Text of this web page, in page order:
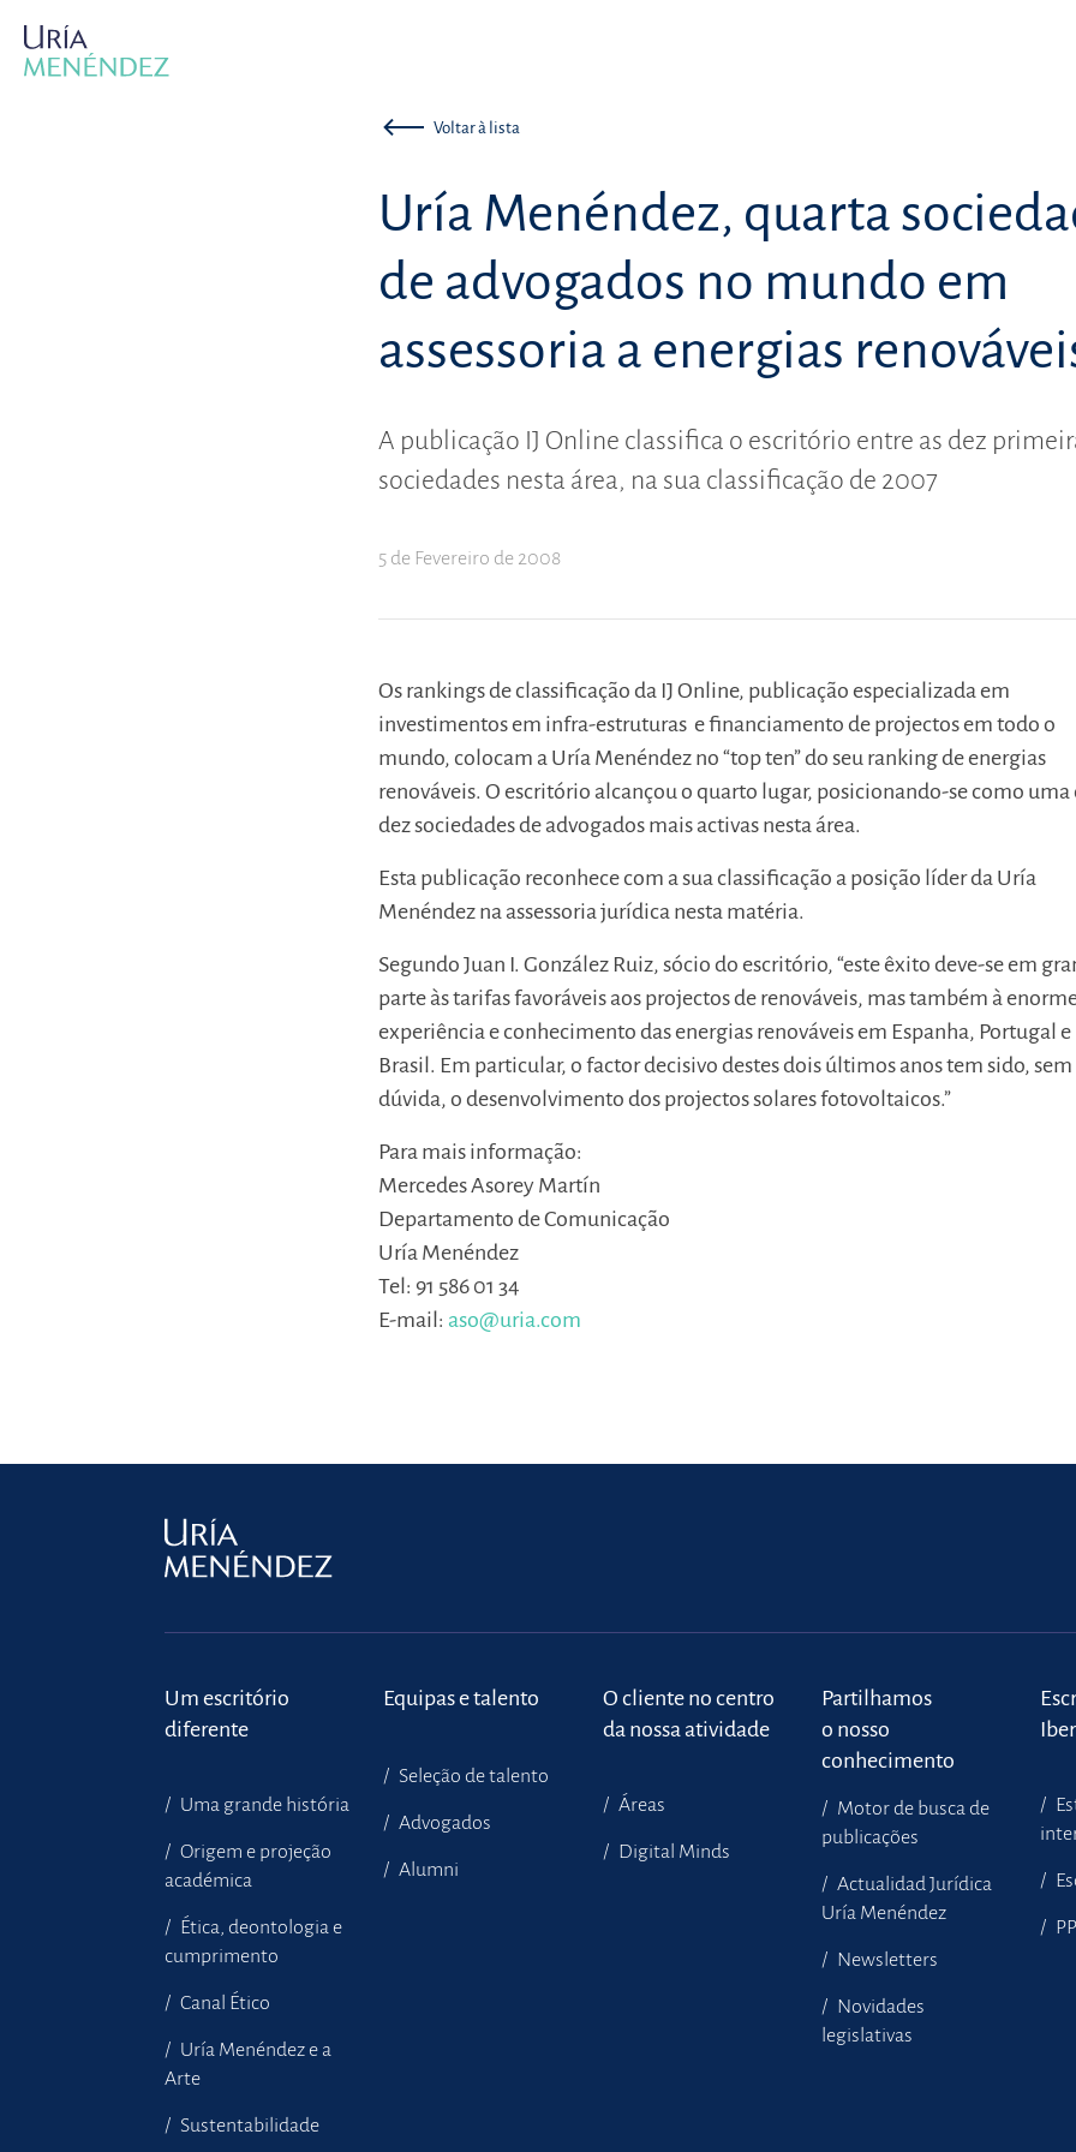
Voltar à lista
Uría Menéndez, quarta
de advogados no mundo em
assessoria a energias
A publicação IJ Online classifica o escritório entre as dez
sociedades nesta área, na sua classificação de 2007
5 de Fevereiro de 2008
Os rankings de classificação da IJ Online, publicação especializada em
investimentos em infra-estruturas e financiamento de projectos em todo o
mundo, colocam a Uría Menéndez no “top ten” do seu ranking de energias
renováveis. O escritório alcançou o quarto lugar, posicionando-se como uma
dez sociedades de advogados mais activas nesta área.
Esta publicação reconhece com a sua classificação a posição líder da Uría
Menéndez na assessoria jurídica nesta matéria.
Segundo Juan I. González Ruiz, sócio do escritório, “este êxito deve-se em
parte às tarifas favoráveis aos projectos de renováveis, mas também à
experiência e conhecimento das energias renováveis em Espanha, Portugal e
Brasil. Em particular, o factor decisivo destes dois últimos anos tem sido, sem
dúvida, o desenvolvimento dos projectos solares fotovoltaicos.”
Para mais informação:
Mercedes Asorey Martín
Departamento de Comunicação
Uría Menéndez
Tel: 91 586 01 34
E-mail: aso@uria.com
Um escritório
diferente
Uma grande história
Origem e projeção
académica
Ética, deontologia e
cumprimento
Canal Ético
Uría Menéndez e a
Arte
Sustentabilidade
Equipas e talento
Seleção de talento
Advogados
Alumni
O cliente no centro
da nossa atividade
Áreas
Digital Minds
Partilhamos
o nosso
conhecimento
Motor de busca de
publicações
Actualidad Jurídica
Uría Menéndez
Newsletters
Novidades
legislativas